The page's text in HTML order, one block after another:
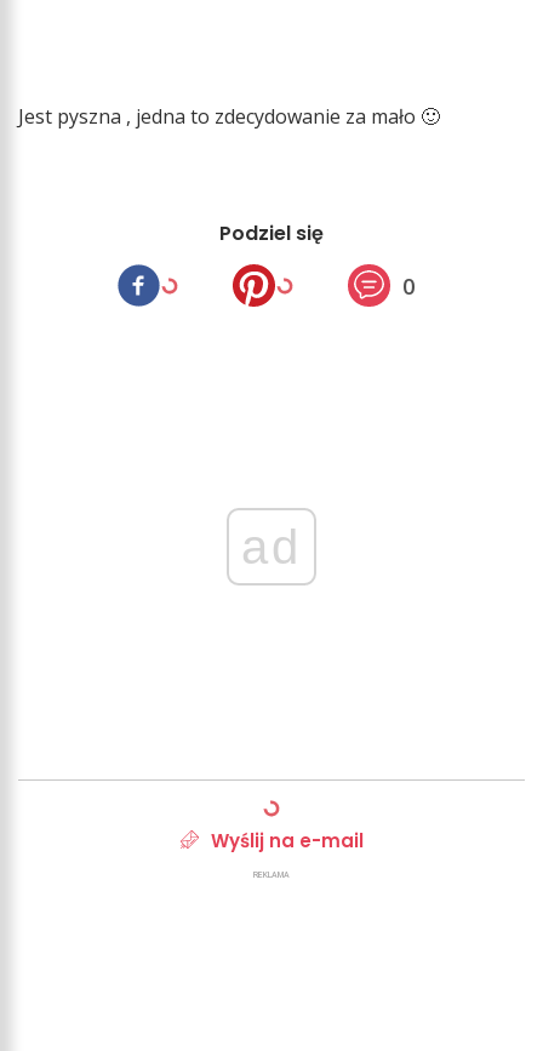
Jest pyszna , jedna to zdecydowanie za mało 🙂
Podziel się
0
ad
Wyślij na e-mail
REKLAMA